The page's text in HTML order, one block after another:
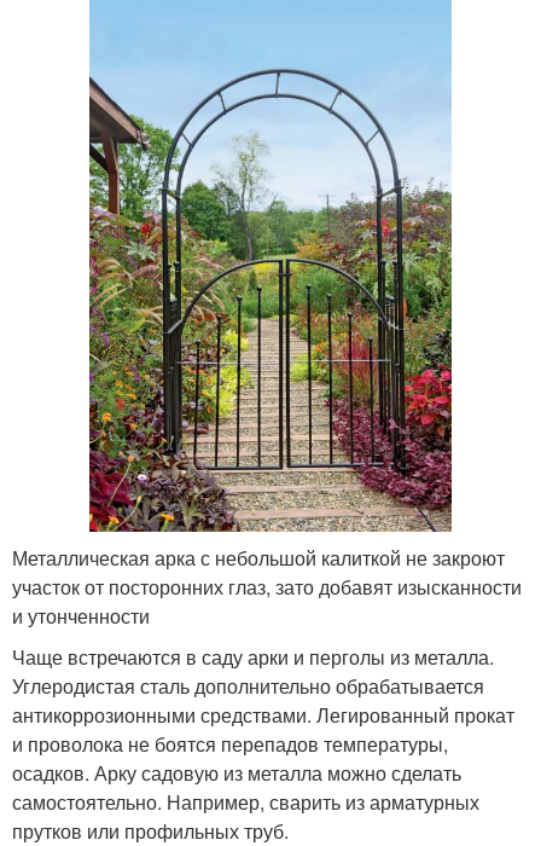
Металлическая арка с небольшой калиткой не закроют
участок от посторонних глаз, зато добавят изысканности
и утонченности
Чаще встречаются в саду арки и перголы из металла.
Углеродистая сталь дополнительно обрабатывается
антикоррозионными средствами. Легированный прокат
и проволока не боятся перепадов температуры,
осадков. Арку садовую из металла можно сделать
самостоятельно. Например, сварить из арматурных
прутков или профильных труб.